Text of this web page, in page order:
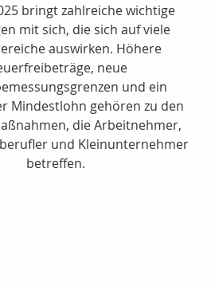
bringt zahlreiche wichtige
mit sich, die sich auf viele
auswirken. Höhere
neue
und ein
Mindestlohn gehören zu den
die Arbeitnehmer,
und Kleinunternehmer
betreffen.